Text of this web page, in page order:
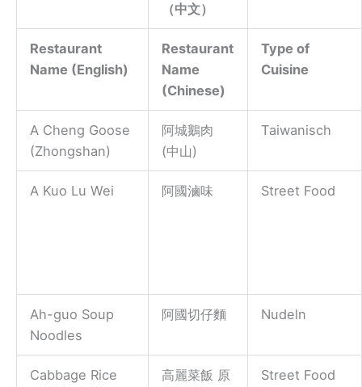
（中文）
Restaurant
Name (English)
Restaurant
Name
(Chinese)
Type of
Cuisine
A Cheng Goose
(Zhongshan)
阿城鵝肉
(中山)
Taiwanisch
A Kuo Lu Wei 阿國滷味 Street Food
Ah-guo Soup
Noodles
阿國切仔麵 Nudeln
Cabbage Rice
高麗菜飯 原
Street Food